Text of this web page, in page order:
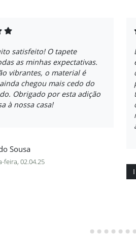
satisfeito! O tapete
as minhas expectativas.
vibrantes, o material é
chegou mais cedo do
Obrigado por esta adição
à nossa casa!
Sousa
feira, 02.04.25
I